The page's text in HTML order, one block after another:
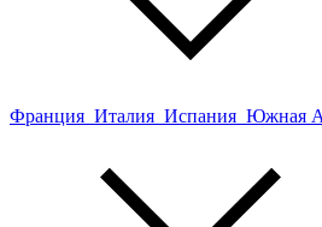
Франция Италия Испания Южная